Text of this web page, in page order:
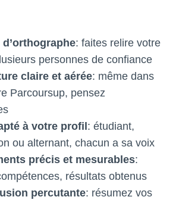
: faites relire votre
personnes de confiance
claire et aérée: même dans
Parcoursup, pensez
à votre profil : étudiant,
ou alternant, chacun a sa voix
précis et mesurables:
résultats obtenus
percutante: résumez vos